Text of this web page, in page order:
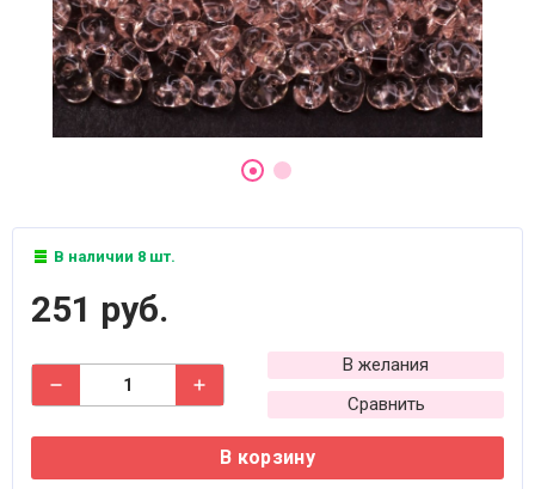
В наличии 8 шт.
251 руб.
В желания
Сравнить
В корзину